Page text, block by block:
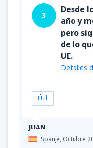
JUAN
Spanje, Octubre
3
Desde
año y
pero
de lo
UE.
Detalles
Útil